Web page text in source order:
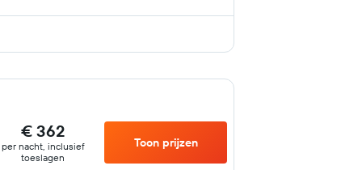
€ 362
per nacht, inclusief
toeslagen
Toon prijzen